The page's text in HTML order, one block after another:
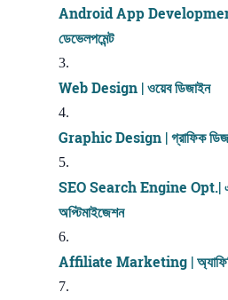
Android App Development
ডেভেলপমেন্ট
Web Design | ওয়েব ডিজাইন
Graphic Design | গ্রাফিক
SEO Search Engine Opt.|
অপ্টিমাইজেশন
Affiliate Marketing |